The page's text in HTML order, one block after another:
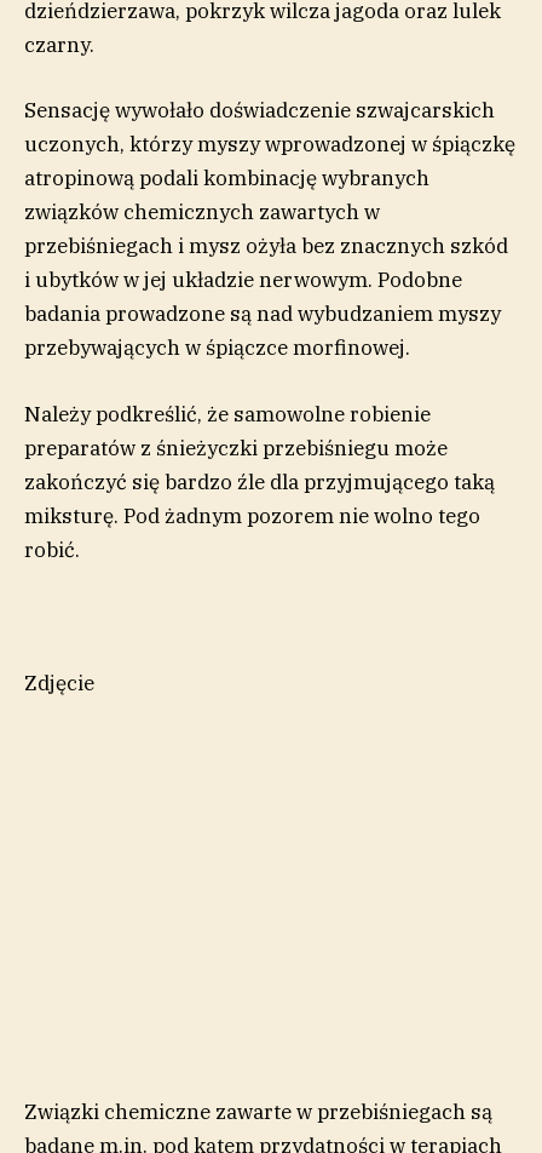
dzieńdzierzawa, pokrzyk wilcza jagoda oraz lulek
czarny.
Sensację wywołało doświadczenie szwajcarskich
uczonych, którzy myszy wprowadzonej w śpiączkę
atropinową podali kombinację wybranych
związków chemicznych zawartych w
przebiśniegach i mysz ożyła bez znacznych szkód
i ubytków w jej układzie nerwowym. Podobne
badania prowadzone są nad wybudzaniem myszy
przebywających w śpiączce morfinowej.
Należy podkreślić, że samowolne robienie
preparatów z śnieżyczki przebiśniegu może
zakończyć się bardzo źle dla przyjmującego taką
miksturę. Pod żadnym pozorem nie wolno tego
robić.
Zdjęcie
Związki chemiczne zawarte w przebiśniegach są
badane m.in. pod kątem przydatności w terapiach